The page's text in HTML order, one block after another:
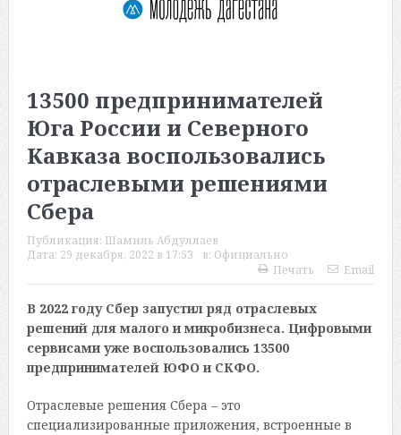
13500 предпринимателей
Юга России и Северного
Кавказа воспользовались
отраслевыми решениями
Сбера
Публикация: Шамиль Абдуллаев
Дата: 29 декабря, 2022 в 17:53 в: Официально
Печать
Email
В 2022 году Сбер запустил ряд отраслевых
решений для малого и микробизнеса. Цифровыми
сервисами уже воспользовались 13500
предпринимателей ЮФО и СКФО.
Отраслевые решения Сбера – это
специализированные приложения, встроенные в